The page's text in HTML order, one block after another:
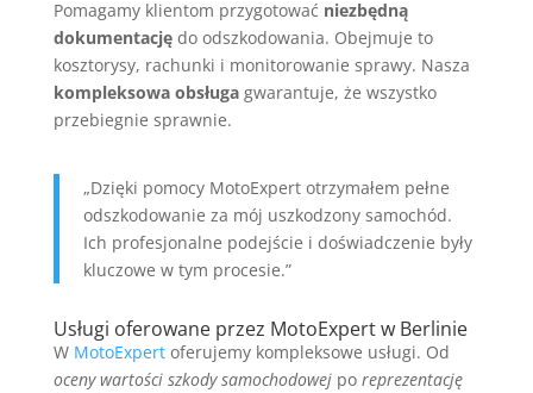
Pomagamy klientom przygotować niezbędną
dokumentacjędo odszkodowania. Obejmuje to
kosztorysy, rachunki i monitorowanie sprawy. Nasza
kompleksowa obsługagwarantuje, że wszystko
przebiegnie sprawnie.
„Dzięki pomocy MotoExpert otrzymałem pełne
odszkodowanie za mój uszkodzony samochód.
Ich profesjonalne podejście i doświadczenie były
kluczowe w tym procesie.”
Usługi oferowane przez MotoExpert w Berlinie
W MotoExpertoferujemy kompleksowe usługi. Od
oceny wartości szkody samochodowejpo reprezentację